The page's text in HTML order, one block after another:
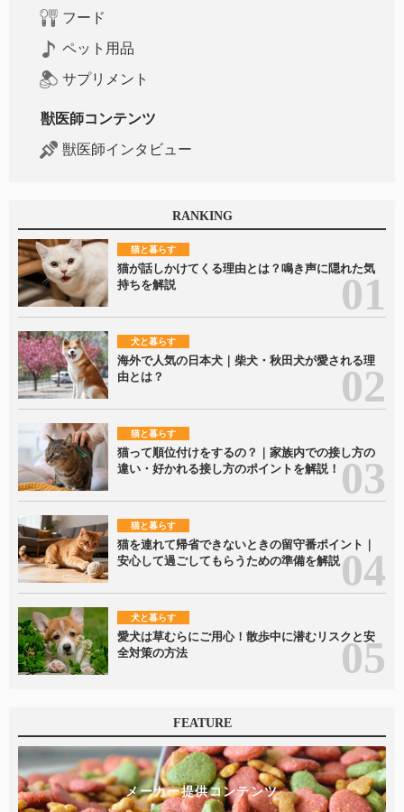
フード
ペット用品
サプリメント
獣医師コンテンツ
獣医師インタビュー
RANKING
猫と暮らす
猫が話しかけてくる理由とは？鳴き声に隠れた気
持ちを解説
犬と暮らす
海外で人気の日本犬｜柴犬・秋田犬が愛される理
由とは？
猫と暮らす
猫って順位付けをするの？｜家族内での接し方の
違い・好かれる接し方のポイントを解説！
猫と暮らす
猫を連れて帰省できないときの留守番ポイント｜
安心して過ごしてもらうための準備を解説
犬と暮らす
愛犬は草むらにご用心！散歩中に潜むリスクと安
全対策の方法
FEATURE
メーカー提供コンテンツ